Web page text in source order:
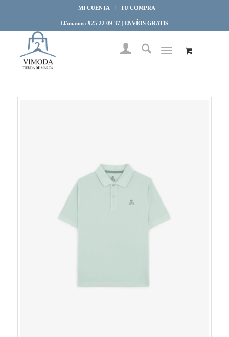
MI CUENTA TU COMPRA
Llámanos: 925 22 09 37 | ENVÍOS GRATIS